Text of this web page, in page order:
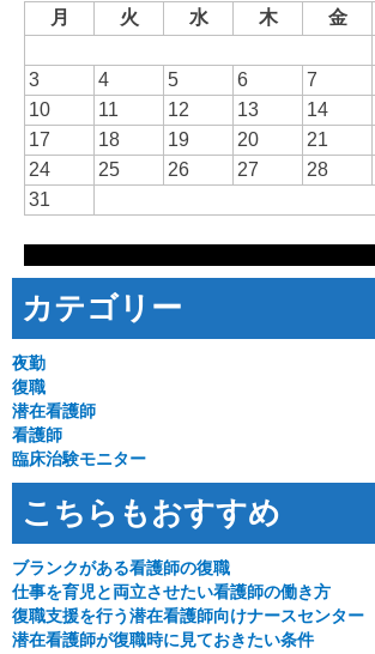
月
火 水 木 金
3
4 5 6 7
10
11 12 13 14
17
18 19 20 21
24
25 26 27 28
31
カテゴリー
夜勤
復職
潜在看護師
看護師
臨床治験モニター
こちらもおすすめ
ブランクがある看護師の復職
仕事を育児と両立させたい看護師の働き方
復職支援を行う潜在看護師向けナースセンター
潜在看護師が復職時に見ておきたい条件